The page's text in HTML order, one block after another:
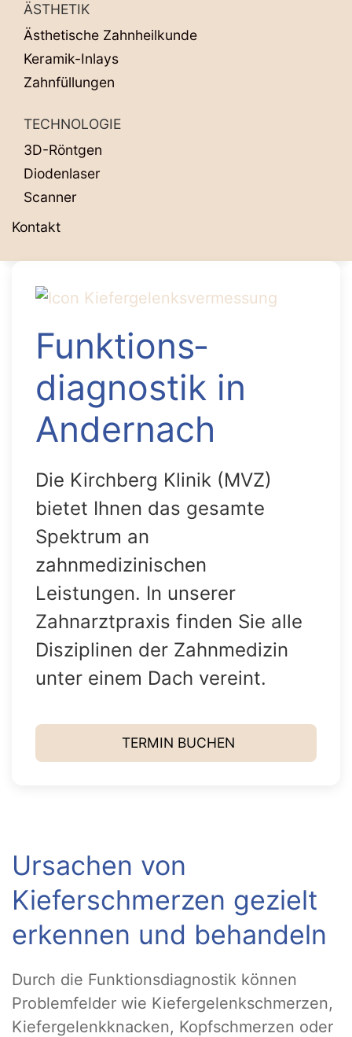
ÄSTHETIK
Ästhetische Zahnheilkunde
Keramik-Inlays
Zahnfüllungen
TECHNOLOGIE
3D-Röntgen
Diodenlaser
Scanner
Kontakt
Funktions­
diagnostik in
Andernach
Die Kirchberg Klinik (MVZ)
bietet Ihnen das gesamte
Spektrum an
zahnmedizinischen
Leistungen. In unserer
Zahnarztpraxis finden Sie alle
Disziplinen der Zahnmedizin
unter einem Dach vereint.
TERMIN BUCHEN
Ursachen von
Kieferschmerzen gezielt
erkennen und behandeln
Durch die Funktionsdiagnostik können
Problemfelder wie Kiefergelenkschmerzen,
Kiefergelenkknacken, Kopfschmerzen oder